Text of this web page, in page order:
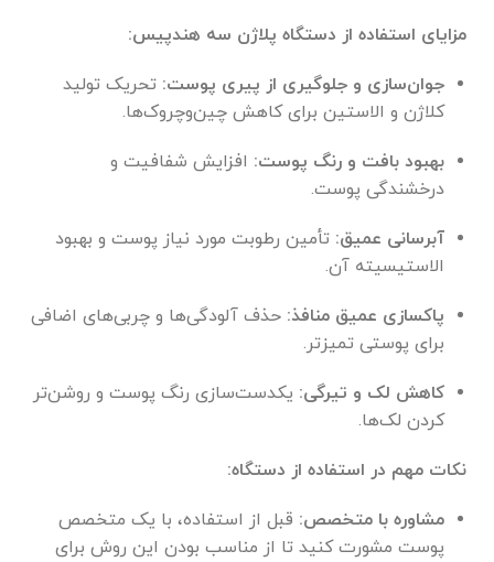
مزایای استفاده از دستگاه پلاژن سه هندپیس:
جوان‌سازی و جلوگیری از پیری پوست: تحریک تولید
کلاژن و الاستین برای کاهش چین‌وچروک‌ها.
بهبود بافت و رنگ پوست: افزایش شفافیت و
درخشندگی پوست.
آبرسانی عمیق: تأمین رطوبت مورد نیاز پوست و بهبود
الاستیسیته آن.
پاکسازی عمیق منافذ: حذف آلودگی‌ها و چربی‌های اضافی
برای پوستی تمیزتر.
کاهش لک و تیرگی: یکدست‌سازی رنگ پوست و روشن‌تر
کردن لک‌ها.
نکات مهم در استفاده از دستگاه:
مشاوره با متخصص: قبل از استفاده، با یک متخصص
پوست مشورت کنید تا از مناسب بودن این روش برای